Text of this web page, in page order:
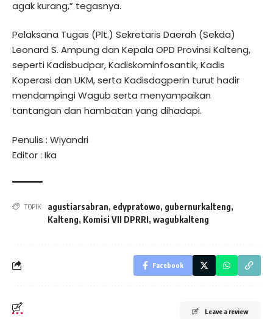
agak kurang,” tegasnya.
Pelaksana Tugas (Plt.) Sekretaris Daerah (Sekda)
Leonard S. Ampung dan Kepala OPD Provinsi Kalteng,
seperti Kadisbudpar, Kadiskominfosantik, Kadis
Koperasi dan UKM, serta Kadisdagperin turut hadir
mendampingi Wagub serta menyampaikan
tantangan dan hambatan yang dihadapi.
Penulis : Wiyandri
Editor : Ika
TOPIK agustiarsabran, edypratowo, gubernurkalteng,
Kalteng, Komisi VII DPRRI, wagubkalteng
Facebook
Leave a review